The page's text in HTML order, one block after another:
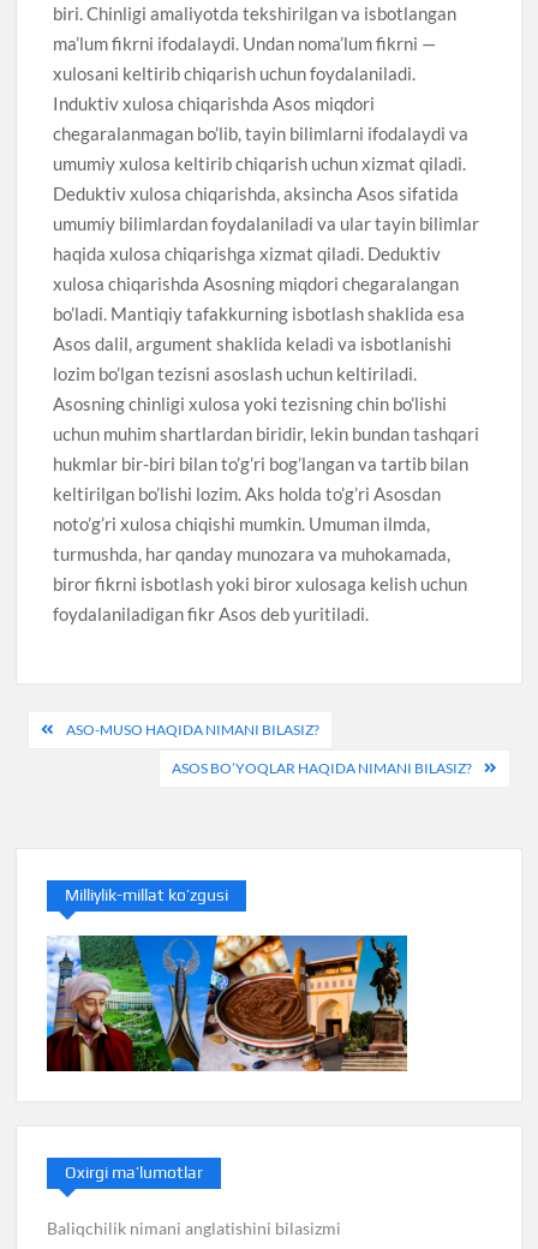
biri. Chinligi amaliyotda tekshirilgan va isbotlangan
ma’lum fikrni ifodalaydi. Undan noma’lum fikrni —
xulosani keltirib chiqarish uchun foydalaniladi.
Induktiv xulosa chiqarishda Asos miqdori
chegaralanmagan bo’lib, tayin bilimlarni ifodalaydi va
umumiy xulosa keltirib chiqarish uchun xizmat qiladi.
Deduktiv xulosa chiqarishda, aksincha Asos sifatida
umumiy bilimlardan foydalaniladi va ular tayin bilimlar
haqida xulosa chiqarishga xizmat qiladi. Deduktiv
xulosa chiqarishda Asosning miqdori chegaralangan
bo’ladi. Mantiqiy tafakkurning isbotlash shaklida esa
Asos dalil, argument shaklida keladi va isbotlanishi
lozim bo’lgan tezisni asoslash uchun keltiriladi.
Asosning chinligi xulosa yoki tezisning chin bo’lishi
uchun muhim shartlardan biridir, lekin bundan tashqari
hukmlar bir-biri bilan to’g’ri bog’langan va tartib bilan
keltirilgan bo’lishi lozim. Aks holda to’g’ri Asosdan
noto’g’ri xulosa chiqishi mumkin. Umuman ilmda,
turmushda, har qanday munozara va muhokamada,
biror fikrni isbotlash yoki biror xulosaga kelish uchun
foydalaniladigan fikr Asos deb yuritiladi.
PostASO-MUSO HAQIDA NIMANI BILASIZ?
ASOS BO’YOQLAR HAQIDA NIMANI BILASIZ?
Milliylik-millat ko’zgusi
Oxirgi ma’lumotlar
Baliqchilik nimani anglatishini bilasizmi